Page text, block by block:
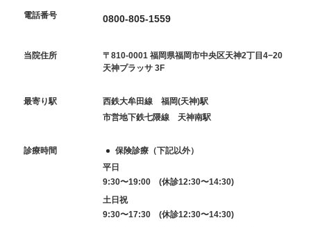
電話番号 0800-805-1559
当院住所
〒810-0001 福岡県福岡市中央区天神2丁目4−20
天神プラッサ 3F
最寄り駅
西鉄大牟田線 福岡(天神)駅
市営地下鉄七隈線 天神南駅
診療時間
保険診療（下記以外）
平日
9:30〜19:00 (休診12:30〜14:30)
土日祝
9:30〜17:30 (休診12:30〜14:30)